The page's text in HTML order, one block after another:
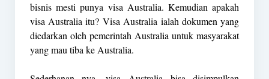
bisnis mesti punya visa Australia. Kemudian apakah
visa Australia itu? Visa Australia ialah dokumen yang
diedarkan oleh pemerintah Australia untuk masyarakat
yang mau tiba ke Australia.